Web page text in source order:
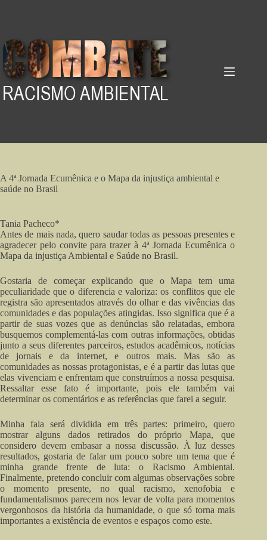
A 4ª Jornada Ecumênica e o Mapa da injustiça ambiental e
saúde no Brasil
Tania Pacheco*
Antes de mais nada, quero saudar todas as pessoas presentes e
agradecer pelo convite para trazer à 4ª Jornada Ecumênica o
Mapa da injustiça Ambiental e Saúde no Brasil.
Gostaria de começar explicando que o Mapa tem uma
peculiaridade que o diferencia e valoriza: os conflitos que ele
registra são apresentados através do olhar e das vivências das
comunidades e das populações atingidas. Isso significa que é a
partir de suas vozes que as denúncias são relatadas, embora
busquemos complementá-las com outras informações, obtidas
junto a seus diferentes parceiros, estudos acadêmicos, notícias
de jornais e da internet, e outros mais. Mas são as
comunidades as nossas protagonistas, e é a partir das lutas que
elas vivenciam e enfrentam que construímos a nossa pesquisa.
Ressaltar esse fato é importante, pois ele também vai
determinar os comentários e as referências que farei a seguir.
Minha fala será dividida em três partes: primeiro, quero
mostrar alguns dados retirados do próprio Mapa, que
considero devem embasar a nossa discussão. À luz desses
resultados, gostaria de falar um pouco sobre um tema que é
minha grande frente de luta: o Racismo Ambiental.
Finalmente, pretendo concluir com algumas observações sobre
o momento presente, no qual racismo, xenofobia e
fundamentalismos parecem nos levar de volta para momentos
vergonhosos da história da humanidade, o que só torna mais
importantes a existência de eventos e espaços como este.